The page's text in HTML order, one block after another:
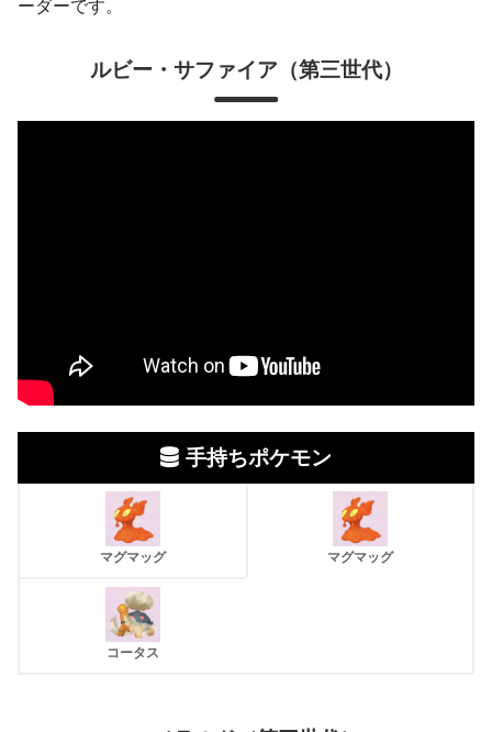
ーダーです。
ルビー・サファイア（第三世代）
手持ちポケモン
マグマッグ マグマッグ
コータス